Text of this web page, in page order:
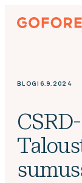
Siirry
suoraan
Gofore
knowledge
BLOGI 6.9.2024